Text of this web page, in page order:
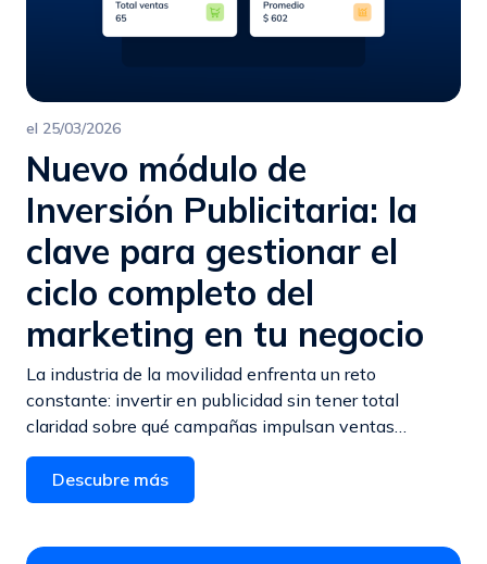
el 25/03/2026
Nuevo módulo de
Inversión Publicitaria: la
clave para gestionar el
ciclo completo del
marketing en tu negocio
La industria de la movilidad enfrenta un reto
constante: invertir en publicidad sin tener total
claridad sobre qué campañas impulsan ventas…
Descubre más